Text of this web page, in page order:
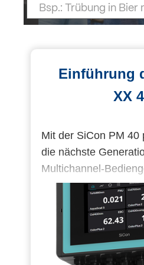
Login
Einführung
XX
Mit der SiCon PM 40
die nächste
Multichannel-
entwickelt für
auf verlässliche
einfache Bedienung